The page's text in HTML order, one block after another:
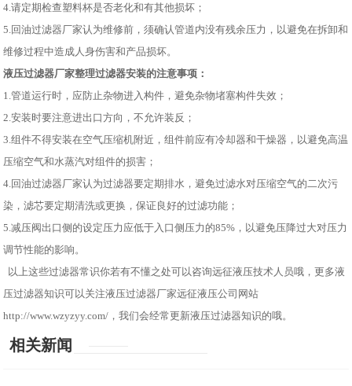
4.请定期检查塑料杯是否老化和有其他损坏；
5.回油过滤器厂家认为维修前，须确认管道内没有残余压力，以避免在拆卸和
维修过程中造成人身伤害和产品损坏。
液压过滤器厂家整理过滤器安装的注意事项：
1.管道运行时，应防止杂物进入构件，避免杂物堵塞构件失效；
2.安装时要注意进出口方向，不允许装反；
3.组件不得安装在空气压缩机附近，组件前应有冷却器和干燥器，以避免高温
压缩空气和水蒸汽对组件的损害；
4.回油过滤器厂家认为过滤器要定期排水，避免过滤水对压缩空气的二次污
染，滤芯要定期清洗或更换，保证良好的过滤功能；
5.减压阀出口侧的设定压力应低于入口侧压力的85%，以避免压降过大对压力
调节性能的影响。
以上这些过滤器常识你若有不懂之处可以咨询远征液压技术人员哦，更多液
压过滤器知识可以关注液压过滤器厂家远征液压公司网站
http://www.wzyzyy.com/，我们会经常更新液压过滤器知识的哦。
相关新闻